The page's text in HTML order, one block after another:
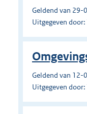
Geldend van
Uitgegeven
Geldend van
Uitgegeven